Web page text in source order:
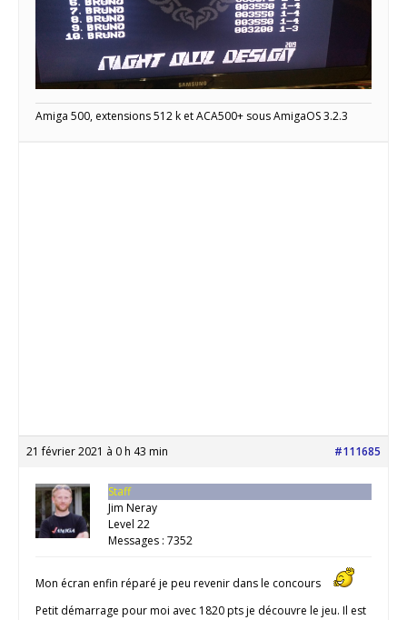
Amiga 500, extensions 512 k et ACA500+ sous AmigaOS 3.2.3
21 février 2021 à 0 h 43 min #111685
Staff
Jim Neray
Level 22
Messages : 7352
Mon écran enfin réparé je peu revenir dans le concours
Petit démarrage pour moi avec 1820 pts je découvre le jeu. Il est